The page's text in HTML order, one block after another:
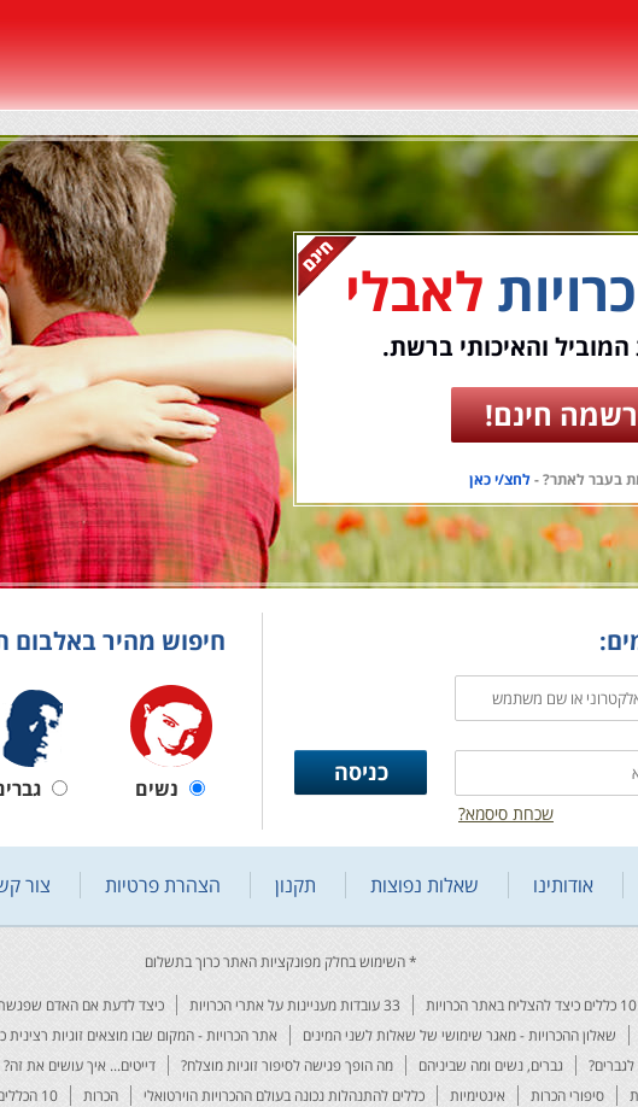
לאבלי
והאיכותי ברשת.
חינם!
בעבר לאתר? -לחצ/י כאן
שכחת סיסמא?
חיפוש מהיר באלבום
נשים
אודותינו שאלות נפוצות תקנון הצהרת פרטיות צור
10 כללים כיצד להצליח באתר הכרויות 33 עובדות מעניינות על אתרי הכרויות כיצד לדעת אם האדם
שאלון ההכרויות - מאגר שימושי של שאלות לשני המינים אתר הכרויות - המקום שבו מוצאים זוגיות רצינית
גברים, נשים ומה שביניהם מה הופך פגישה לסיפור זוגיות מוצלח? דייטים... איך עושים את זה?
סיפורי הכרות אינטימיות כללים להתנהלות נכונה בעולם ההכרויות הוירטואלי הכרות 10 הכללים להצליח באתר